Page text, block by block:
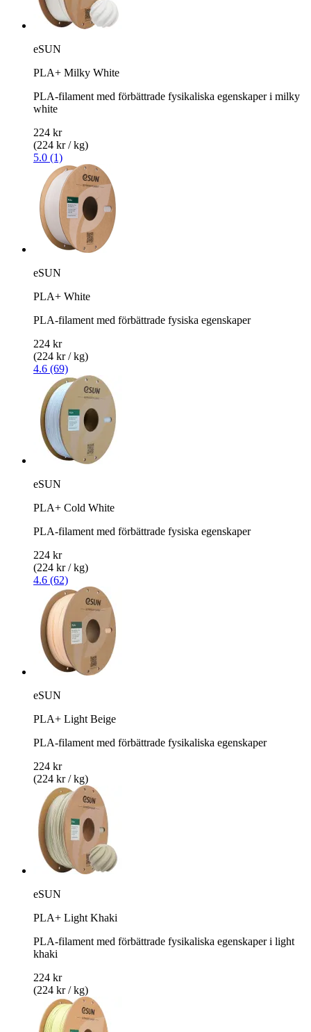
eSUN
PLA+ Milky White
PLA-filament med förbättrade fysikaliska egenskaper i milky
white
224 kr
(224 kr / kg)
5.0 (1)
eSUN
PLA+ White
PLA-filament med förbättrade fysiska egenskaper
224 kr
(224 kr / kg)
4.6 (69)
eSUN
PLA+ Cold White
PLA-filament med förbättrade fysiska egenskaper
224 kr
(224 kr / kg)
4.6 (62)
eSUN
PLA+ Light Beige
PLA-filament med förbättrade fysikaliska egenskaper
224 kr
(224 kr / kg)
eSUN
PLA+ Light Khaki
PLA-filament med förbättrade fysikaliska egenskaper i light
khaki
224 kr
(224 kr / kg)